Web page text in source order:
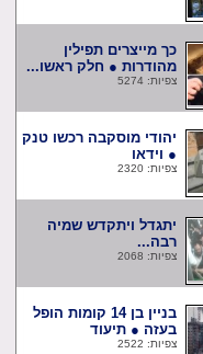
כך מייצרים תפילין
מהודרות ● חלק ראשו...
צפיות: 5274
יהודי מוסקבה רכשו טנק
● וידאו
צפיות: 2320
יתגדל ויתקדש שמיה
רבה...
צפיות: 2068
בניין בן 14 קומות הופל
בעזה ● תיעוד
צפיות: 2522